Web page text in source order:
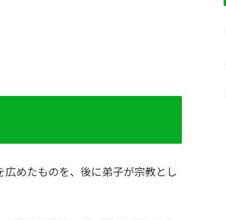
広めたものを、後に弟子が宗教とし